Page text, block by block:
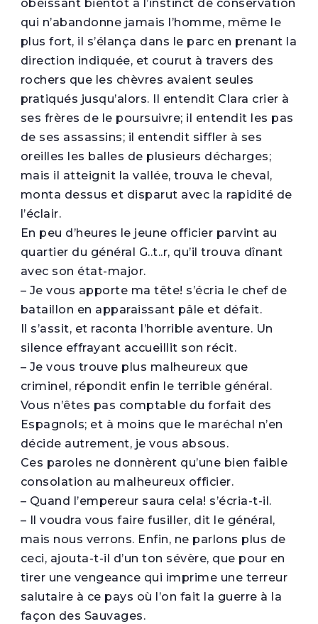
obéissant bientôt à l’instinct de conservation
qui n’abandonne jamais l’homme, même le
plus fort, il s’élança dans le parc en prenant la
direction indiquée, et courut à travers des
rochers que les chèvres avaient seules
pratiqués jusqu’alors. Il entendit Clara crier à
ses frères de le poursuivre; il entendit les pas
de ses assassins; il entendit siffler à ses
oreilles les balles de plusieurs décharges;
mais il atteignit la vallée, trouva le cheval,
monta dessus et disparut avec la rapidité de
l’éclair.
En peu d’heures le jeune officier parvint au
quartier du général G..t..r, qu’il trouva dînant
avec son état-major.
– Je vous apporte ma tête! s’écria le chef de
bataillon en apparaissant pâle et défait.
Il s’assit, et raconta l’horrible aventure. Un
silence effrayant accueillit son récit.
– Je vous trouve plus malheureux que
criminel, répondit enfin le terrible général.
Vous n’êtes pas comptable du forfait des
Espagnols; et à moins que le maréchal n’en
décide autrement, je vous absous.
Ces paroles ne donnèrent qu’une bien faible
consolation au malheureux officier.
– Quand l’empereur saura cela! s’écria-t-il.
– Il voudra vous faire fusiller, dit le général,
mais nous verrons. Enfin, ne parlons plus de
ceci, ajouta-t-il d’un ton sévère, que pour en
tirer une vengeance qui imprime une terreur
salutaire à ce pays où l’on fait la guerre à la
façon des Sauvages.